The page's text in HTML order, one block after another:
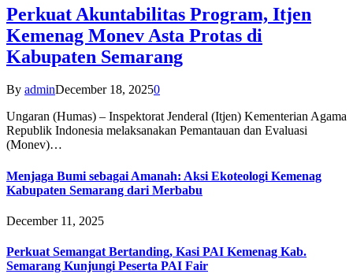
Perkuat Akuntabilitas Program, Itjen
Kemenag Monev Asta Protas di
Kabupaten Semarang
By adminDecember 18, 20250
Ungaran (Humas) – Inspektorat Jenderal (Itjen) Kementerian Agama
Republik Indonesia melaksanakan Pemantauan dan Evaluasi
(Monev)…
Menjaga Bumi sebagai Amanah: Aksi Ekoteologi Kemenag
Kabupaten Semarang dari Merbabu
December 11, 2025
Perkuat Semangat Bertanding, Kasi PAI Kemenag Kab.
Semarang Kunjungi Peserta PAI Fair